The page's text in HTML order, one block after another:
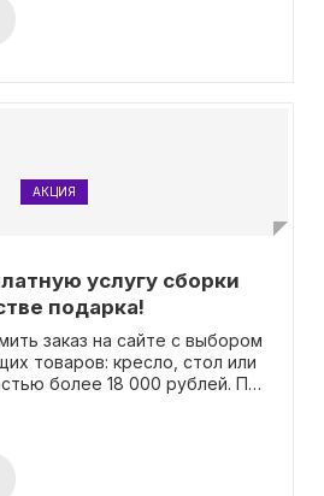
АКЦИЯ
услугу сборки
подарка!
заказ на сайте с выбором
товаров: кресло, стол или
более 18 000 рублей. При
кодовое слово "Сборка". В
действительно
по г. Москва и Московской